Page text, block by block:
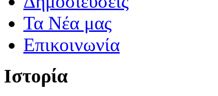
Τα Νέα μας
Επικοινωνία
Iστορία